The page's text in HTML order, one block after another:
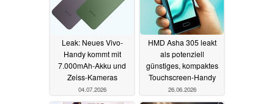
Leak: Neues Vivo-
Handy kommt mit
7.000mAh-Akku und
Zeiss-Kameras
04.07.2026
HMD Asha 305 leakt
als potenziell
günstiges, kompaktes
Touchscreen-Handy
26.06.2026